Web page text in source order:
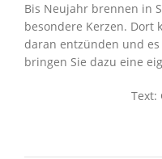
Bis Neujahr brennen in
besondere Kerzen. Dort
daran entzünden und
bringen Sie dazu eine
Text: